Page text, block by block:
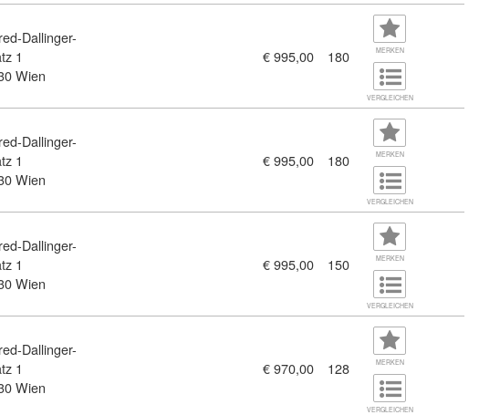
Englisch - Tag (11458229)
Dallinger-
1
Wien
€ 995,00 180 MERKEN
VERGLEICHEN
Englisch - Abend (11458230)
Dallinger-
1
Wien
€ 995,00 180 MERKEN
VERGLEICHEN
(11458226)
Dallinger-
1
Wien
€ 995,00 150 MERKEN
VERGLEICHEN
Maschinenbau (11458234)
Dallinger-
1
Wien
€ 970,00 128 MERKEN
VERGLEICHEN